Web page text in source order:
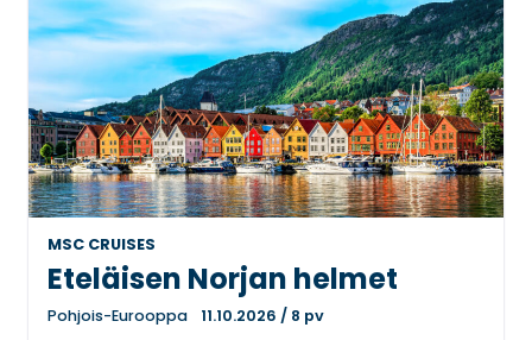
MSC CRUISES
Eteläisen Norjan helmet
Pohjois-Eurooppa 11.10.2026 / 8 pv